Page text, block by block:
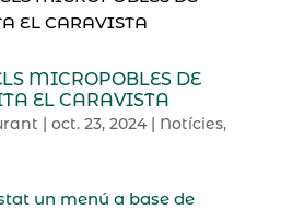
MICROPOBLES DE
EL CARAVISTA
| oct. 23, 2024| Notícies,
un menú a base de